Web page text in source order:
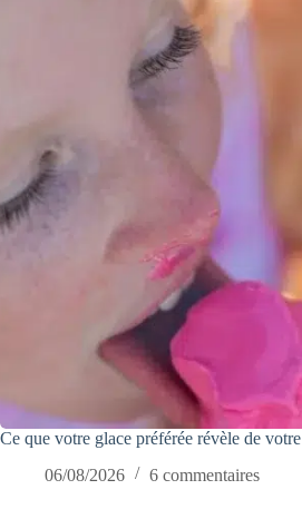
Ce que votre glace préférée révèle de
06/08/2026
6 commentaires